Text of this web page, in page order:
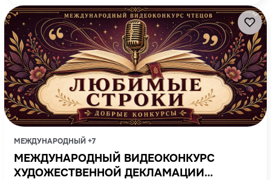
МЕЖДУНАРОДНЫЙ +7
МЕЖДУНАРОДНЫЙ ВИДЕОКОНКУРС
ХУДОЖЕСТВЕННОЙ ДЕКЛАМАЦИИ